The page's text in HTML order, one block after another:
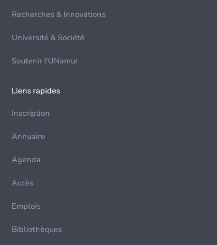
Recherches & Innovations
Université & Société
Soutenir l'UNamur
Liens rapides
Inscription
Annuaire
Agenda
Accès
Emplois
Bibliothèques